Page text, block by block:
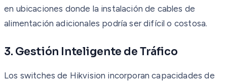
en ubicaciones donde la instalación de cables de
alimentación adicionales podría ser difícil o costosa.
3. Gestión Inteligente de Tráfico
Los switches de Hikvision incorporan capacidades de